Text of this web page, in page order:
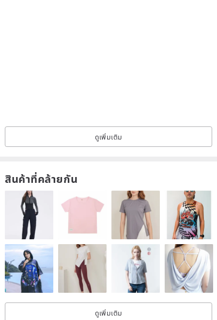
- Applicable: 1 year old and above
- Origin: Designed and manufactured in South Korea
★Washing method
- Be sure to wash before use
- Hand washing recommended/machine washing (gentle mode
below 30 degrees, please put it in a laundry bag)
- Do not use chlorine-containing bleach cleaners
- Do not tumble dry, place in a cool place to dry naturally
- Do not soak for a long time or rinse under high pressure, as it
may cause discoloration
- Once the product is washed, the label is cut or damaged due to
ดูเพิ่มเติม
สินค้าที่คล้ายกัน
ดูเพิ่มเติม